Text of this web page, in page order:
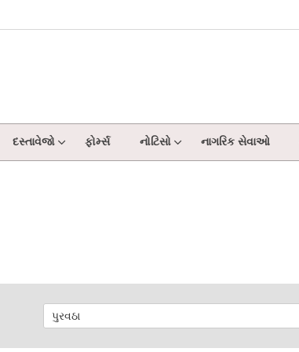
દસ્તાવેજો ફોર્મ્સ નોટિસો નાગરિક સેવાઓ